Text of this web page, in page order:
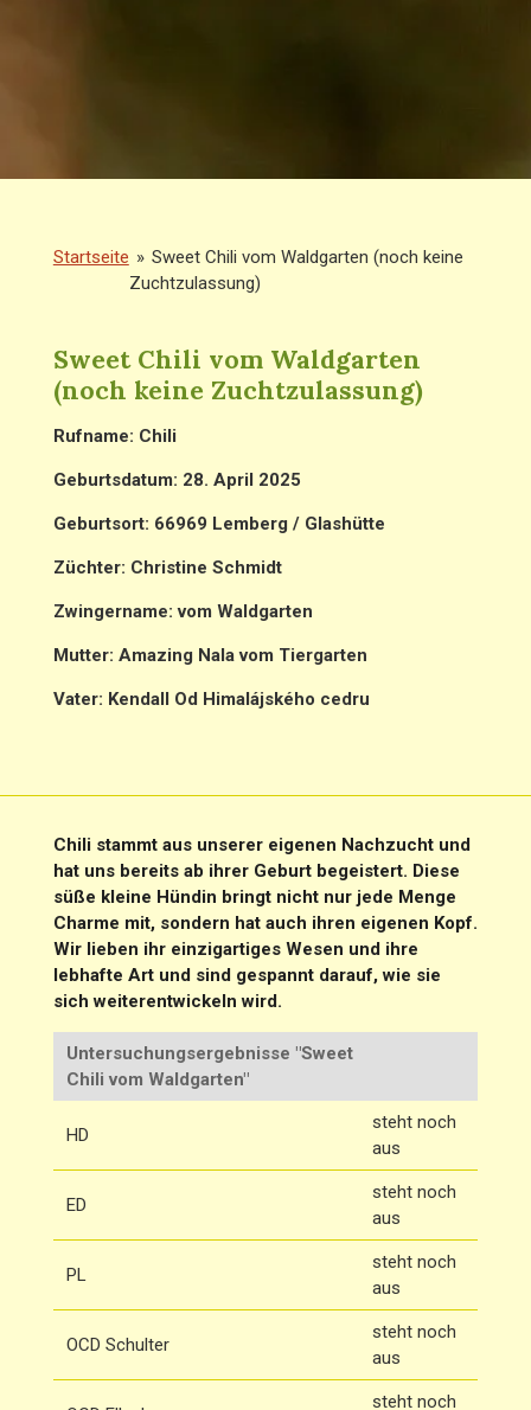
Startseite » Sweet Chili vom Waldgarten (noch keine
Zuchtzulassung)
Sweet Chili vom Waldgarten
(noch keine Zuchtzulassung)
Rufname: Chili
Geburtsdatum: 28. April 2025
Geburtsort: 66969 Lemberg / Glashütte
Züchter: Christine Schmidt
Zwingername: vom Waldgarten
Mutter: Amazing Nala vom Tiergarten
Vater: Kendall Od Himalájského cedru
Chili stammt aus unserer eigenen Nachzucht und
hat uns bereits ab ihrer Geburt begeistert. Diese
süße kleine Hündin bringt nicht nur jede Menge
Charme mit, sondern hat auch ihren eigenen Kopf.
Wir lieben ihr einzigartiges Wesen und ihre
lebhafte Art und sind gespannt darauf, wie sie
sich weiterentwickeln wird.
Untersuchungsergebnisse "Sweet
Chili vom Waldgarten"
HD
steht noch
aus
ED
steht noch
aus
PL
steht noch
aus
OCD Schulter
steht noch
aus
steht noch